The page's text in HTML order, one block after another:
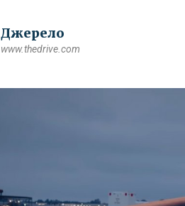
Джерело
www.thedrive.com